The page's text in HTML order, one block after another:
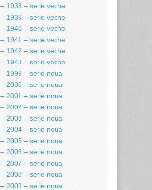
– 1938 – serie veche
– 1939 – serie veche
– 1940 – serie veche
– 1941 – serie veche
– 1942 – serie veche
– 1943 – serie veche
– 1999 – serie noua
– 2000 – serie noua
– 2001 – serie noua
– 2002 – serie noua
– 2003 – serie noua
– 2004 – serie noua
– 2005 – serie noua
– 2006 – serie noua
– 2007 – serie noua
– 2008 – serie noua
– 2009 – serie noua